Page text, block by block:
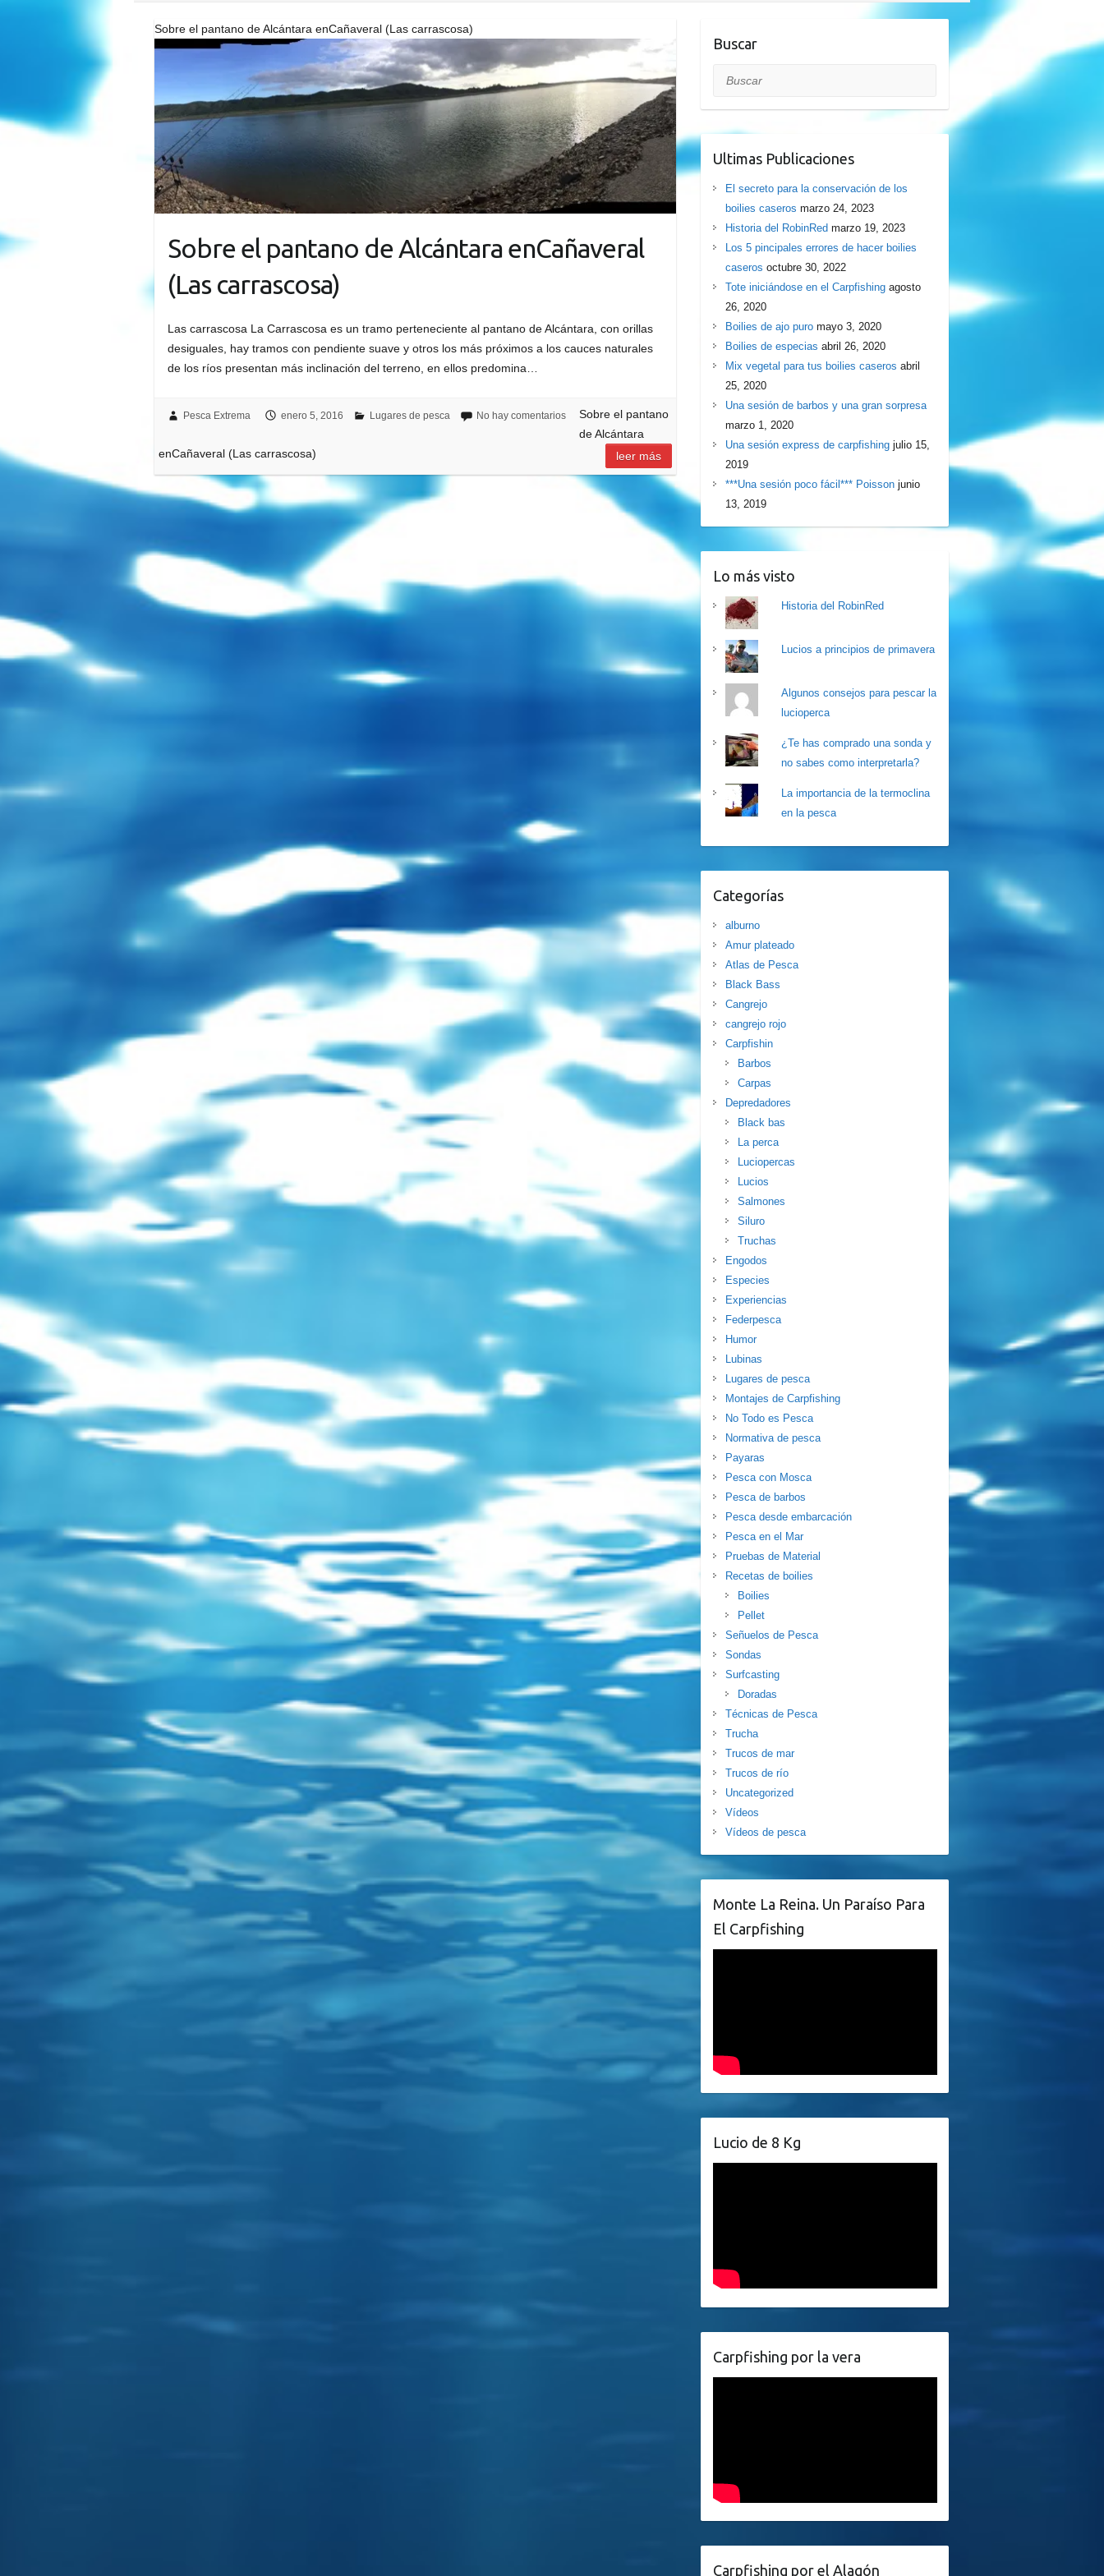
Sobre el pantano de Alcántara enCañaveral (Las carrascosa)
Sobre el pantano de Alcántara enCañaveral
(Las carrascosa)
Las carrascosa La Carrascosa es un tramo perteneciente al pantano de Alcántara, con orillas
desiguales, hay tramos con pendiente suave y otros los más próximos a los cauces naturales
de los ríos presentan más inclinación del terreno, en ellos predomina…
Pesca Extrema enero 5, 2016 Lugares de pesca No hay comentarios
Sobre el pantano
de Alcántara
enCañaveral (Las carrascosa)
leer más
Buscar
Buscar
Ultimas Publicaciones
El secreto para la conservación de los
boilies caseros marzo 24, 2023
Historia del RobinRed marzo 19, 2023
Los 5 pincipales errores de hacer boilies
caseros octubre 30, 2022
Tote iniciándose en el Carpfishing agosto
26, 2020
Boilies de ajo puro mayo 3, 2020
Boilies de especias abril 26, 2020
Mix vegetal para tus boilies caseros abril
25, 2020
Una sesión de barbos y una gran sorpresa
marzo 1, 2020
Una sesión express de carpfishing julio 15,
2019
***Una sesión poco fácil*** Poisson junio
13, 2019
Lo más visto
Historia del RobinRed
Lucios a principios de primavera
Algunos consejos para pescar la
lucioperca
¿Te has comprado una sonda y
no sabes como interpretarla?
La importancia de la termoclina
en la pesca
Categorías
alburno
Amur plateado
Atlas de Pesca
Black Bass
Cangrejo
cangrejo rojo
Carpfishin
Barbos
Carpas
Depredadores
Black bas
La perca
Luciopercas
Lucios
Salmones
Siluro
Truchas
Engodos
Especies
Experiencias
Federpesca
Humor
Lubinas
Lugares de pesca
Montajes de Carpfishing
No Todo es Pesca
Normativa de pesca
Payaras
Pesca con Mosca
Pesca de barbos
Pesca desde embarcación
Pesca en el Mar
Pruebas de Material
Recetas de boilies
Boilies
Pellet
Señuelos de Pesca
Sondas
Surfcasting
Doradas
Técnicas de Pesca
Trucha
Trucos de mar
Trucos de río
Uncategorized
Vídeos
Vídeos de pesca
Monte La Reina. Un Paraíso Para
El Carpfishing
Lucio de 8 Kg
Carpfishing por la vera
Carpfishing por el Alagón